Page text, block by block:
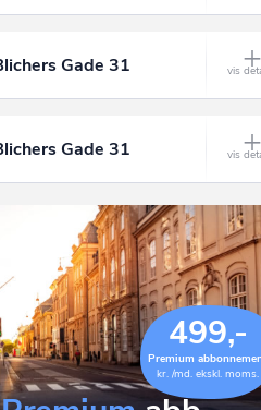
Gade 31
Gade 31
499,-
Premium
kr. /md. ekskl. moms.